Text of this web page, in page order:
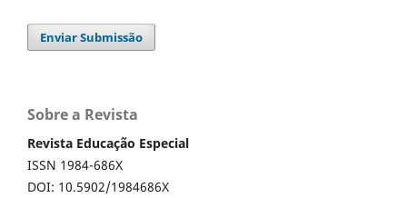
Enviar Submissão
Sobre a Revista
Revista Educação Especial
ISSN 1984-686X
DOI: 10.5902/1984686X